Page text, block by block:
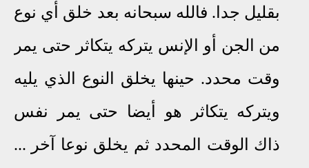
بقليل جدا. فالله سبحانه بعد خلق أي نوع
من الجن أو الإنس يتركه يتكاثر حتى يمر
وقت محدد. حينها يخلق النوع الذي يليه
ويتركه يتكاثر هو أيضا حتى يمر نفس
ذاك الوقت المحدد ثم يخلق نوعا آخر ...